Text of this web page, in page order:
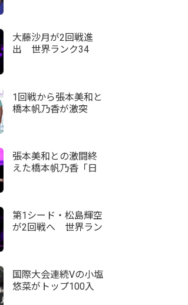
大藤沙月が2回戦進
出 世界ランク34
ャンピオンズ横浜
2026＞
1回戦から張本美和と
橋本帆乃香が激突
ンピオンズ横浜2026
＞
張本美和との激闘終
えた橋本帆乃香「日
ャンピオンズ横浜
2026＞
第1シード・松島輝空
が2回戦へ 世界ラン
＞
国際大会連続Vの小塩
悠菜がトップ100入